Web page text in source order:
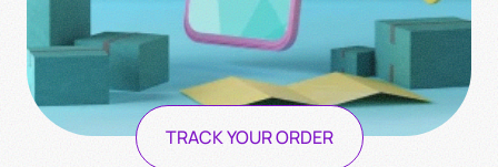
TRACK YOUR ORDER